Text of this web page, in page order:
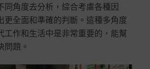
同角度去分析，綜合考慮各種因
更全面和準確的判斷。這種多角度
工作和生活中是非常重要的，能幫
問題。